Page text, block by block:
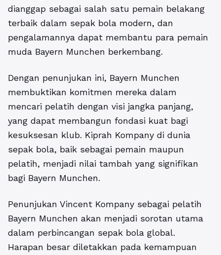
dianggap sebagai salah satu pemain belakang
terbaik dalam sepak bola modern, dan
pengalamannya dapat membantu para pemain
muda Bayern Munchen berkembang.
Dengan penunjukan ini, Bayern Munchen
membuktikan komitmen mereka dalam
mencari pelatih dengan visi jangka panjang,
yang dapat membangun fondasi kuat bagi
kesuksesan klub. Kiprah Kompany di dunia
sepak bola, baik sebagai pemain maupun
pelatih, menjadi nilai tambah yang signifikan
bagi Bayern Munchen.
Penunjukan Vincent Kompany sebagai pelatih
Bayern Munchen akan menjadi sorotan utama
dalam perbincangan sepak bola global.
Harapan besar diletakkan pada kemampuan